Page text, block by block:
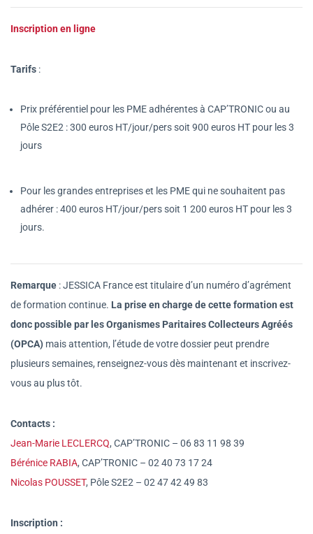
Inscription en ligne
Tarifs :
Prix préférentiel pour les PME adhérentes à CAP’TRONIC ou au
Pôle S2E2 : 300 euros HT/jour/pers soit 900 euros HT pour les 3
jours
Pour les grandes entreprises et les PME qui ne souhaitent pas
adhérer : 400 euros HT/jour/pers soit 1 200 euros HT pour les 3
jours.
Remarque : JESSICA France est titulaire d’un numéro d’agrément
de formation continue. La prise en charge de cette formation est
donc possible par les Organismes Paritaires Collecteurs Agréés
(OPCA) mais attention, l’étude de votre dossier peut prendre
plusieurs semaines, renseignez-vous dès maintenant et inscrivez-
vous au plus tôt.
Contacts :
Jean-Marie LECLERCQ, CAP’TRONIC – 06 83 11 98 39
Bérénice RABIA, CAP’TRONIC – 02 40 73 17 24
Nicolas POUSSET, Pôle S2E2 – 02 47 42 49 83
Inscription :